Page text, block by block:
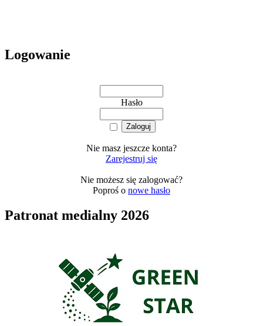
Logowanie
Hasło
Nie masz jeszcze konta?
Zarejestruj się
Nie możesz się zalogować?
Poproś o nowe hasło
Patronat medialny 2026